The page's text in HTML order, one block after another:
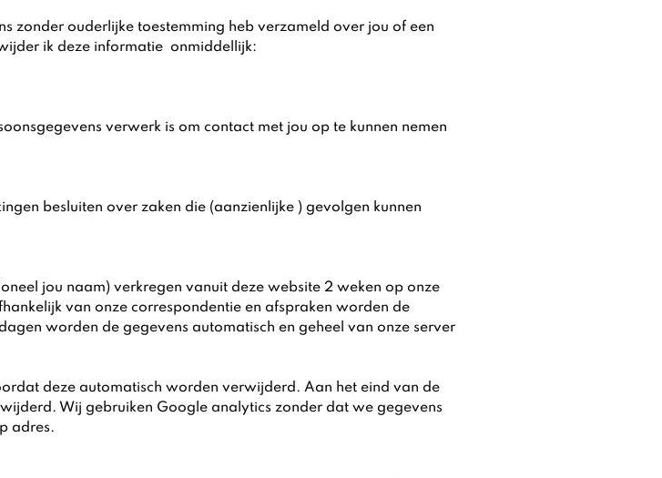
zonder ouderlijke toestemming heb verzameld over jou of een
ik deze informatie onmiddellijk:
verwerk is om contact met jou op te kunnen nemen
besluiten over zaken die (aanzienlijke ) gevolgen kunnen
jou naam) verkregen vanuit deze website 2 weken op onze
van onze correspondentie en afspraken worden de
worden de gegevens automatisch en geheel van onze server
deze automatisch worden verwijderd. Aan het eind van de
Wij gebruiken Google analytics zonder dat we gegevens
adres.